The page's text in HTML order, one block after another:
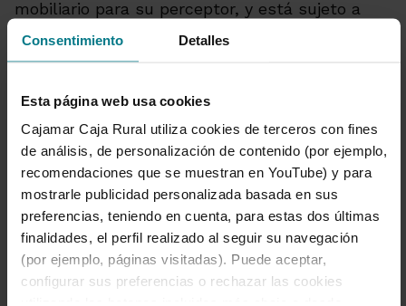
Consentimiento Detalles
Esta página web usa cookies
Cajamar Caja Rural utiliza cookies de terceros con fines
de análisis, de personalización de contenido (por ejemplo,
recomendaciones que se muestran en YouTube) y para
mostrarle publicidad personalizada basada en sus
preferencias, teniendo en cuenta, para estas dos últimas
finalidades, el perfil realizado al seguir su navegación
(por ejemplo, páginas visitadas). Puede aceptar,
configurar sus preferencias o rechazar las cookies
mobiliario para su perceptor, y está sujeto a
abono de la bonificación.
Penalizaciones por
incumplimiento
En caso de incumplimiento de algunos de los
requisitos establecidos para poder acceder a
esta promoción, el cliente estará obligado al
pago de una penalización: